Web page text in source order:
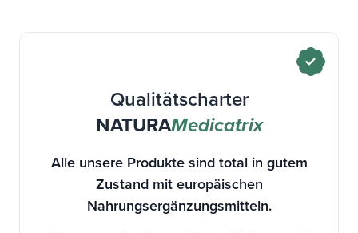
Qualitätscharter
NATURAMedicatrix
Alle unsere Produkte sind total in gutem
Zustand mit europäischen
Nahrungsergänzungsmitteln.